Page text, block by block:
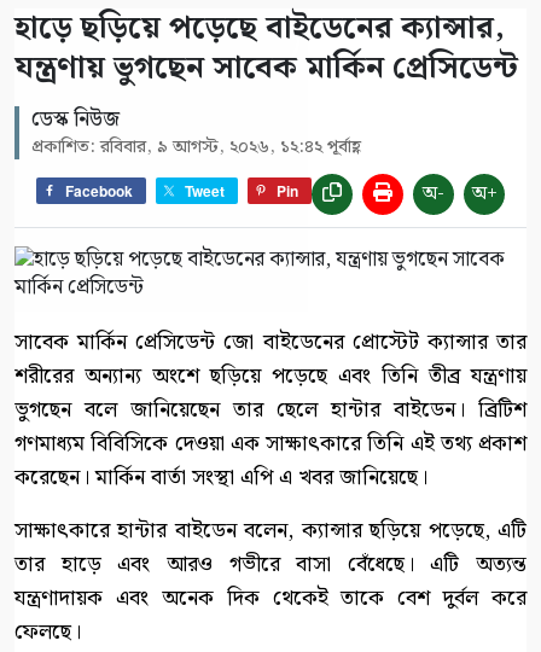
হাড়ে ছড়িয়ে পড়েছে বাইডেনের ক্যান্সার,
যন্ত্রণায় ভুগছেন সাবেক মার্কিন প্রেসিডেন্ট
ডেস্ক নিউজ
প্রকাশিত: রবিবার, ৯ আগস্ট, ২০২৬, ১২:৪২ পূর্বাহ্ণ
Facebook Tweet Pin অ- অ+
সাবেক মার্কিন প্রেসিডেন্ট জো বাইডেনের প্রোস্টেট ক্যান্সার তার
শরীরের অন্যান্য অংশে ছড়িয়ে পড়েছে এবং তিনি তীব্র যন্ত্রণায়
ভুগছেন বলে জানিয়েছেন তার ছেলে হান্টার বাইডেন। ব্রিটিশ
গণমাধ্যম বিবিসিকে দেওয়া এক সাক্ষাৎকারে তিনি এই তথ্য প্রকাশ
করেছেন। মার্কিন বার্তা সংস্থা এপি এ খবর জানিয়েছে।
সাক্ষাৎকারে হান্টার বাইডেন বলেন, ক্যান্সার ছড়িয়ে পড়েছে, এটি
তার হাড়ে এবং আরও গভীরে বাসা বেঁধেছে। এটি অত্যন্ত
যন্ত্রণাদায়ক এবং অনেক দিক থেকেই তাকে বেশ দুর্বল করে
ফেলছে।